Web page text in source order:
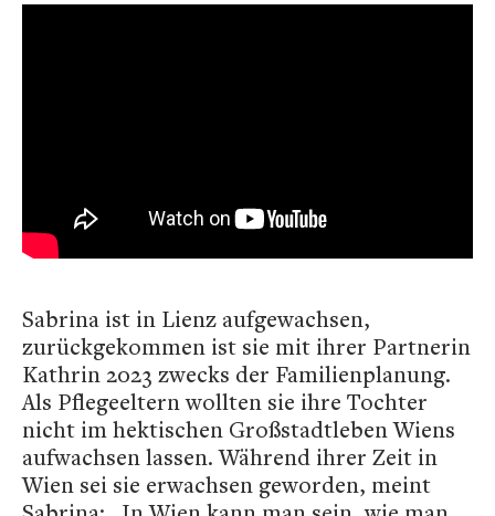
Sabrina ist in Lienz aufgewachsen,
zurückgekommen ist sie mit ihrer Partnerin
Kathrin 2023 zwecks der Familienplanung.
Als Pflegeeltern wollten sie ihre Tochter
nicht im hektischen Großstadtleben Wiens
aufwachsen lassen. Während ihrer Zeit in
Wien sei sie erwachsen geworden, meint